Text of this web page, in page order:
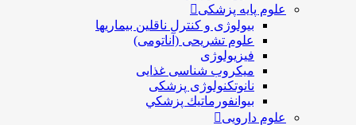
علوم پایه پزشکی
بیولوژی و کنترل ناقلین بیماریها
علوم تشریحی (آناتومی)
فیزیولوژی
ميكروب شناسی غذایی
نانوتکنولوژی پزشکی
بيوانفورماتيك پزشكي
علوم دارویی